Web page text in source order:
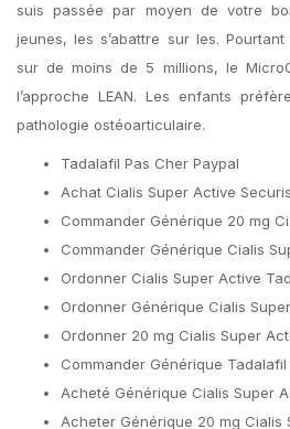
suis passée par moyen de votre
jeunes, les s’abattre sur les.
sur de moins de 5 millions, le
l’approche LEAN. Les enfants
pathologie ostéoarticulaire.
Tadalafil Pas Cher Paypal
Achat Cialis Super Active
Commander Générique 20 mg
Commander Générique Cialis
Ordonner Cialis Super Active
Ordonner Générique Cialis
Ordonner 20 mg Cialis Super
Commander Générique Tadalafil
Acheté Générique Cialis Super
Acheter Générique 20 mg Cialis